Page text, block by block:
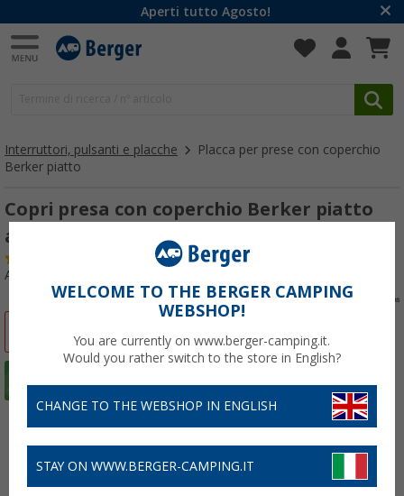
Aperti tutto Agosto!
Interruttori, pulsanti e placche
Placca per prese con coperchio
Berker piatto
Copri presa con coperchio Berker piatto
antracite
Articolo n: 190400
WELCOME TO THE BERGER CAMPING
WEBSHOP!
You are currently on www.berger-camping.it.
Would you rather switch to the store in English?
CHANGE TO THE WEBSHOP IN ENGLISH
STAY ON WWW.BERGER-CAMPING.IT